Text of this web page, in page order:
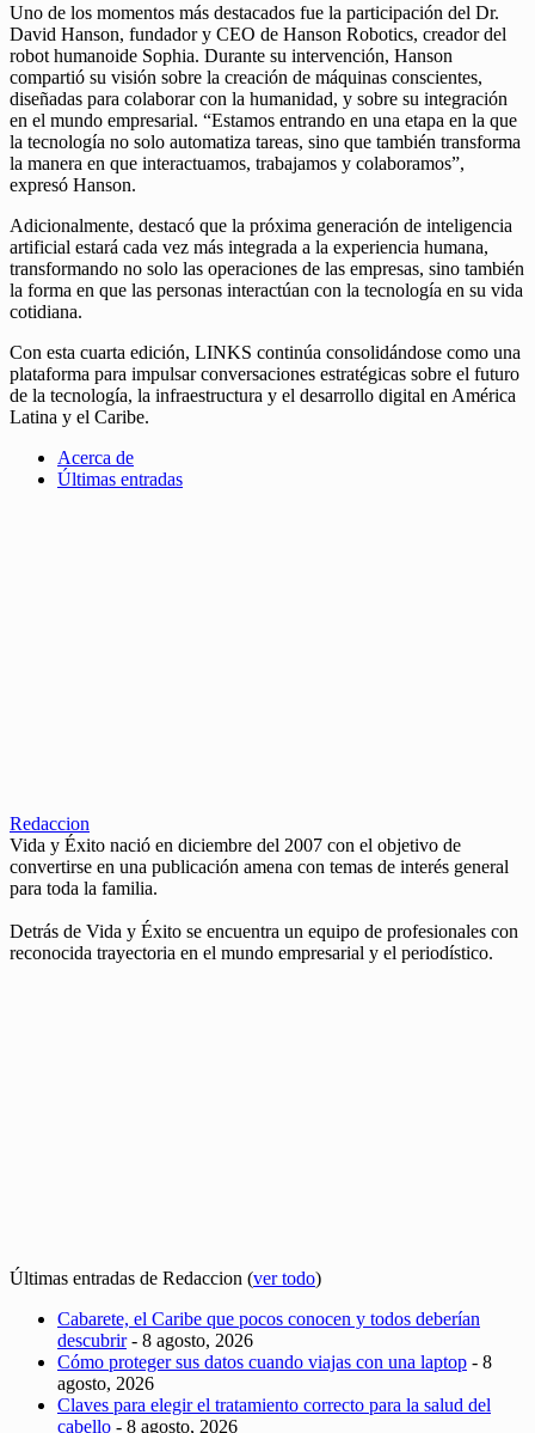
Uno de los momentos más destacados fue la participación del Dr.
David Hanson, fundador y CEO de Hanson Robotics, creador del
robot humanoide Sophia. Durante su intervención, Hanson
compartió su visión sobre la creación de máquinas conscientes,
diseñadas para colaborar con la humanidad, y sobre su integración
en el mundo empresarial. “Estamos entrando en una etapa en la que
la tecnología no solo automatiza tareas, sino que también transforma
la manera en que interactuamos, trabajamos y colaboramos”,
expresó Hanson.
Adicionalmente, destacó que la próxima generación de inteligencia
artificial estará cada vez más integrada a la experiencia humana,
transformando no solo las operaciones de las empresas, sino también
la forma en que las personas interactúan con la tecnología en su vida
cotidiana.
Con esta cuarta edición, LINKS continúa consolidándose como una
plataforma para impulsar conversaciones estratégicas sobre el futuro
de la tecnología, la infraestructura y el desarrollo digital en América
Latina y el Caribe.
Acerca de
Últimas entradas
Redaccion
Vida y Éxito nació en diciembre del 2007 con el objetivo de
convertirse en una publicación amena con temas de interés general
para toda la familia.
Detrás de Vida y Éxito se encuentra un equipo de profesionales con
reconocida trayectoria en el mundo empresarial y el periodístico.
Últimas entradas de Redaccion (ver todo)
Cabarete, el Caribe que pocos conocen y todos deberían
descubrir- 8 agosto, 2026
Cómo proteger sus datos cuando viajas con una laptop - 8
agosto, 2026
Claves para elegir el tratamiento correcto para la salud del
cabello - 8 agosto, 2026